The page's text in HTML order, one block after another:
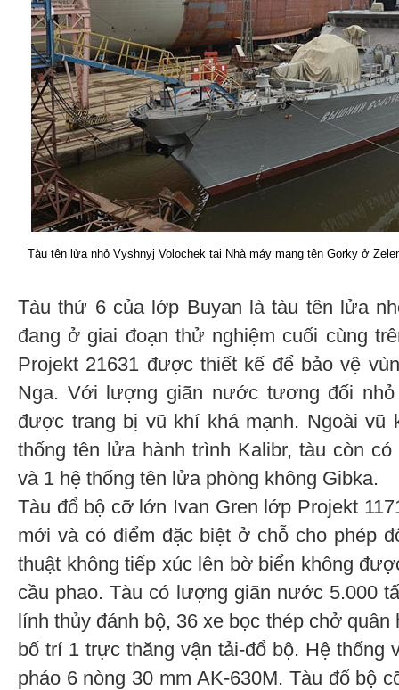
Tàu tên lửa nhỏ Vyshnyj Volochek tại Nhà máy mang tên Gorky ở
Tàu thứ 6 của lớp Buyan là tàu tên lửa
đang ở giai đoạn thử nghiệm cuối cùng
Projekt 21631 được thiết kế để bảo vệ
Nga. Với lượng giãn nước tương đối nhỏ
được trang bị vũ khí khá mạnh. Ngoài vũ
thống tên lửa hành trình Kalibr, tàu còn
và 1 hệ thống tên lửa phòng không Gibka.
Tàu đổ bộ cỡ lớn Ivan Gren lớp Projekt
mới và có điểm đặc biệt ở chỗ cho phép
thuật không tiếp xúc lên bờ biển không
cầu phao. Tàu có lượng giãn nước 5.000
lính thủy đánh bộ, 36 xe bọc thép chở quân
bố trí 1 trực thăng vận tải-đổ bộ. Hệ thống
pháo 6 nòng 30 mm АK-630М. Tàu đổ bộ